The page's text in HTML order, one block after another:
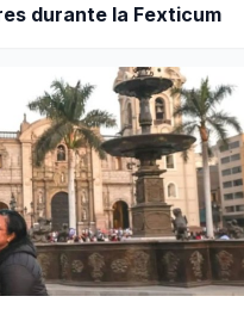
durante la Fexticum